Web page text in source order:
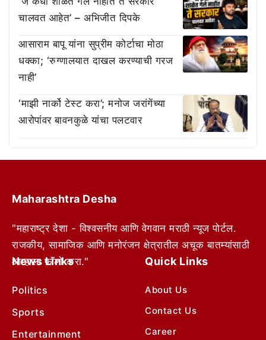
चालवत आहेत’ – अभिजीत दिपके
आसाराम बापू यांना सुप्रीम कोर्टाचा मोठा
धक्का; ‘रुग्णालयात दाखल करण्याची गरज
नाही’
‘माझी नार्को टेस्ट करा’; मनोज जरांगेंच्या
आरोपांवर बावनकुळे यांचा पलटवार
Maharashtra Desha
"महाराष्ट्र देशा - विश्वसनीय आणि वेगवान मराठी न्यूज पोर्टल.
राजकीय, सामाजिक आणि मनोरंजन क्षेत्रातील अचूक बातम्यांसाठी
आम्हाला फॉलो करा."
News Links
Politics
Sports
Entertainment
Quick Links
About Us
Contact Us
Career